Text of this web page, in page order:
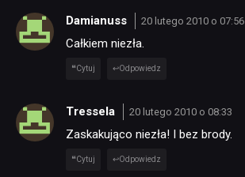
NEWSY
Damianuss 20 lutego 2010 o 07:56
Całkiem niezła.
Cytuj Odpowiedz
Tressela 20 lutego 2010 o 08:33
Zaskakująco niezła! I bez brody.
Cytuj Odpowiedz